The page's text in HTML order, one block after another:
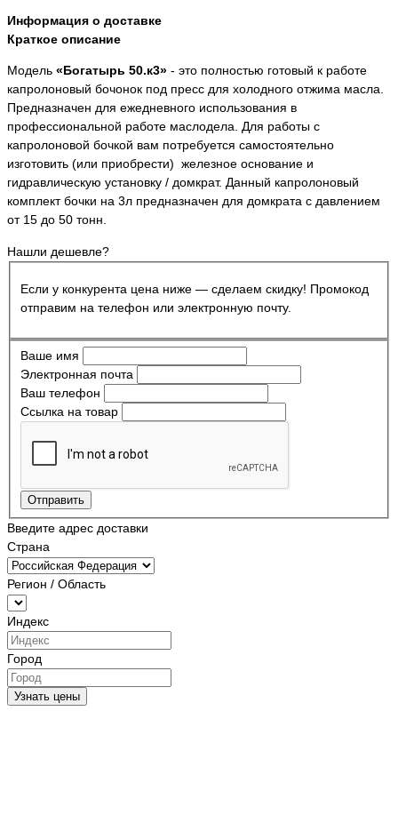
Информация о доставке
Краткое описание
Модель «Богатырь 50.к3» - это полностью готовый к работе
капролоновый бочонок под пресс для холодного отжима масла.
Предназначен для ежедневного использования в
профессиональной работе маслодела. Для работы с
капролоновой бочкой вам потребуется самостоятельно
изготовить (или приобрести) железное основание и
гидравлическую установку / домкрат. Данный капролоновый
комплект бочки на 3л предназначен для домкрата с давлением
от 15 до 50 тонн.
Нашли дешевле?
Если у конкурента цена ниже — сделаем скидку! Промокод
отправим на телефон или электронную почту.
Ваше имя
Электронная почта
Ваш телефон
Ссылка на товар
Отправить
Введите адрес доставки
Страна
Регион / Область
Индекс
Город
Узнать цены